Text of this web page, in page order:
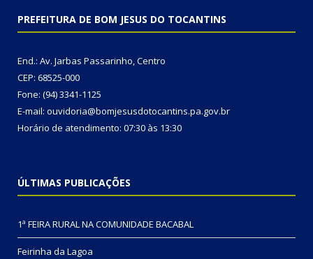
PREFEITURA DE BOM JESUS DO TOCANTINS
End.: Av. Jarbas Passarinho, Centro
CEP: 68525-000
Fone: (94) 3341-1125
E-mail: ouvidoria@bomjesusdotocantins.pa.gov.br
Horário de atendimento: 07:30 às 13:30
ÚLTIMAS PUBLICAÇÕES
1ª FEIRA RURAL NA COMUNIDADE BACABAL
Feirinha da Lagoa